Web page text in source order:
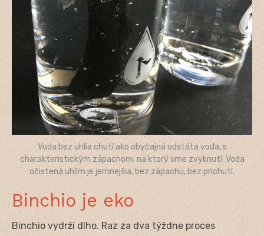
Voda bez uhlia chutí ako obyčajná odstáta voda, s
charakteristickým zápachom, na ktorý sme zvyknutí. Voda
očistená uhlím je jemnejšia, bez zápachu, bez príchutí.
Binchio je eko
Binchio vydrží dlho. Raz za dva týždne proces